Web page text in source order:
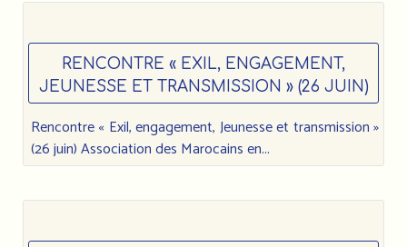
RENCONTRE « EXIL, ENGAGEMENT,
JEUNESSE ET TRANSMISSION » (26 JUIN)
Rencontre « Exil, engagement, Jeunesse et transmission »
(26 juin) Association des Marocains en...